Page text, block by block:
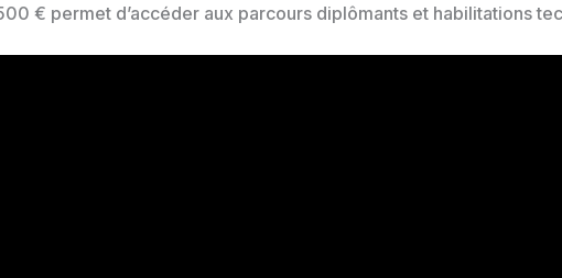
€ permet d’accéder aux parcours diplômants et habilitations